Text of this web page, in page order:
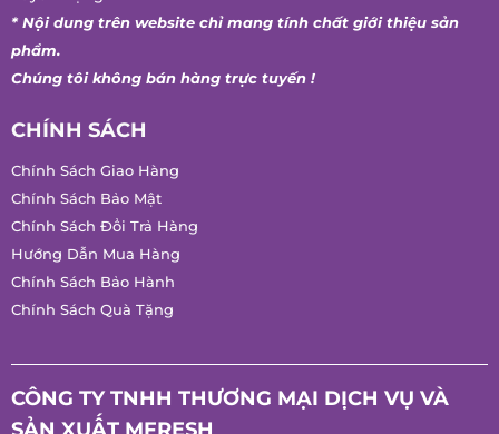
Tuyển Dụng
* Nội dung trên website chỉ mang tính chất giới thiệu sản
phẩm.
Chính Sách Giao Hàng
Chính Sách Bảo Mật
Chính Sách Đổi Trả Hàng
Hướng Dẫn Mua Hàng
Chính Sách Bảo Hành
CÔNG TY TNHH THƯƠNG MẠI DỊCH VỤ VÀ